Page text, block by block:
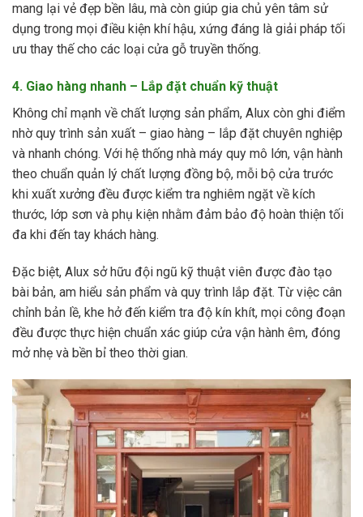
mang lại vẻ đẹp bền lâu, mà còn giúp gia chủ yên tâm sử
dụng trong mọi điều kiện khí hậu, xứng đáng là giải pháp tối
ưu thay thế cho các loại cửa gỗ truyền thống.
4. Giao hàng nhanh – Lắp đặt chuẩn kỹ thuật
Không chỉ mạnh về chất lượng sản phẩm, Alux còn ghi điểm
nhờ quy trình sản xuất – giao hàng – lắp đặt chuyên nghiệp
và nhanh chóng. Với hệ thống nhà máy quy mô lớn, vận hành
theo chuẩn quản lý chất lượng đồng bộ, mỗi bộ cửa trước
khi xuất xưởng đều được kiểm tra nghiêm ngặt về kích
thước, lớp sơn và phụ kiện nhằm đảm bảo độ hoàn thiện tối
đa khi đến tay khách hàng.
Đặc biệt, Alux sở hữu đội ngũ kỹ thuật viên được đào tạo
bài bản, am hiểu sản phẩm và quy trình lắp đặt. Từ việc cân
chỉnh bản lề, khe hở đến kiểm tra độ kín khít, mọi công đoạn
đều được thực hiện chuẩn xác giúp cửa vận hành êm, đóng
mở nhẹ và bền bỉ theo thời gian.